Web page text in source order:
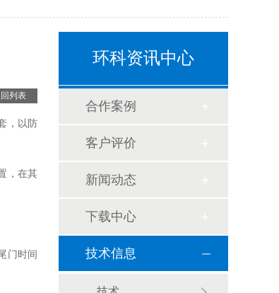
列表
，以防
，在其
门时间
环科资讯中心
合作案例
客户评价
新闻动态
下载中心
技术信息